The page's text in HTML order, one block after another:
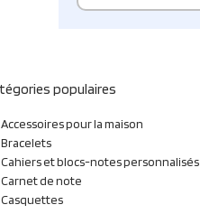
populaires
Accessoires pour la maison
Bracelets
Cahiers et blocs-notes personnalisés
Carnet de note
Casquettes